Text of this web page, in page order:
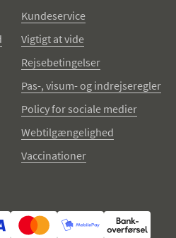
Kundeservice
Vigtigt at vide
Rejsebetingelser
Pas-, visum- og indrejseregler
Policy for sociale medier
Webtilgængelighed
Vaccinationer